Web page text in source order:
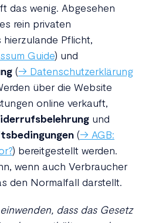
das wenig. Abgesehen
rein privaten
Pflicht,
Guide) und
(→ Datenschutzerklärung
über die Website
online verkauft,
und
(→ AGB:
) bereitgestellt werden.
wenn auch Verbraucher
den Normalfall darstellt.
dass das Gesetz